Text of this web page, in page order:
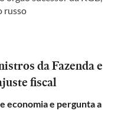
russo
da Fazenda e
fiscal
economia e pergunta a